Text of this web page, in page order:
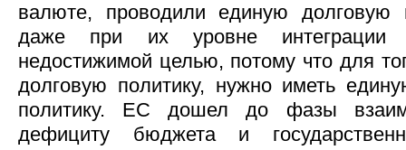
валюте, проводили единую долговую
даже при их уровне интеграции
недостижимой целью, потому что для
долговую политику, нужно иметь
политику. ЕС дошел до фазы
дефициту бюджета и